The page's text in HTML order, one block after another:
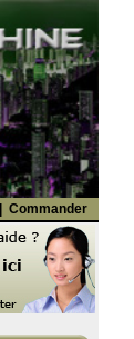
| Commander